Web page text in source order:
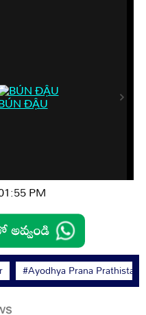
PM
#Ayodhya Prana Prathista